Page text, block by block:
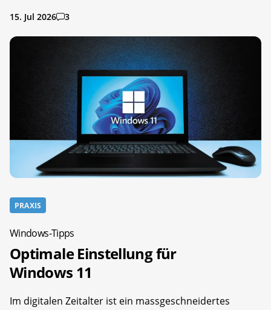
15. Jul 2026 3
PRAXIS
Windows-Tipps
Optimale Einstellung für
Windows 11
Im digitalen Zeitalter ist ein massgeschneidertes